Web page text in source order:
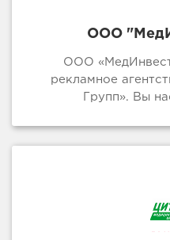
ООО
ООО
рекламное
Групп». Вы